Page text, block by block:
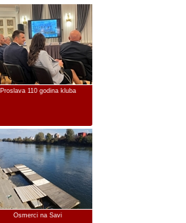
Proslava 110 godina kluba
Osmerci na Savi